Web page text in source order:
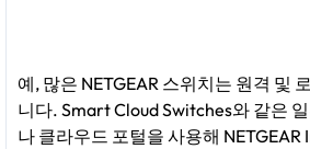
예, 많은 NETGEAR 스위치는 원격 및
니다. Smart Cloud Switches와 같은
나 클라우드 포털을 사용해